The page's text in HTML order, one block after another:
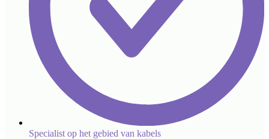
Specialist op het gebied van kabels